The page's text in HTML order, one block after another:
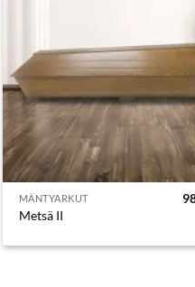
MÄNTYARKUT
Metsä II